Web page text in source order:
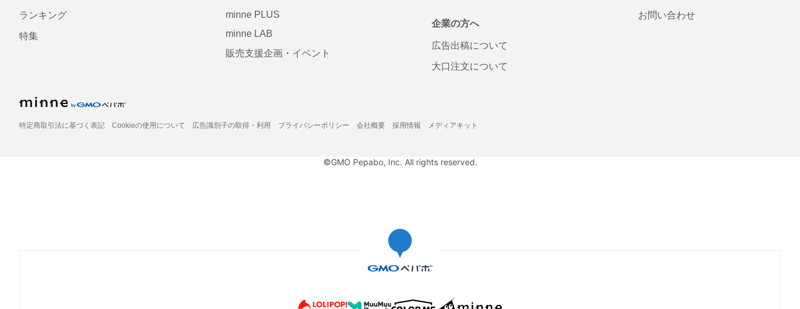
ランキング
特集
minne PLUS
minne LAB
販売支援企画・イベント
企業の方へ
広告出稿について
大口注文について
お問い合わせ
特定商取引法に基づく表記 Cookieの使用について 広告識別子の取得・利用 プライバシーポリシー 会社概要 採用情報 メディアキット
©GMO Pepabo, Inc. All rights reserved.